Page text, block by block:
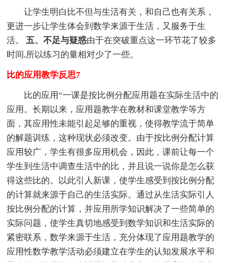
让学生明白比不但与生活有关，和自己也有关系，
更进一步让学生体会到数学来源于生活，又服务于生
活。五、不足与疑惑由于在突破重点这一环节花了较多
时间,所以练习的量相对少了一些。
比的应用教学反思7
比的应用“一课是按比例分配应用题在实际生活中的
应用。长期以来，应用题教学在教材和课堂教学等方
面，其应用性未能引起足够的重视，使得教学流于简单
的解题训练，这种现状必须改变。由于按比例分配计算
应用较广，学生有很多应用机会，因此，课前让每一个
学生到生活中调查生活中的比，并且说一说你是怎么获
得这些比的。以此引人新课，使学生感受到按比例分配
的计算就来源于自己的生活实际。通过从生活实际引人
按比例分配的计算，并应用所学知识解决了一些简单的
实际问题，使学生真切地感受到数学知识和生活实际的
紧密联系，数学来源于生活，充分体现了应用题教学的
应用性数学教学活动必须建立在学生的认知发展水平和